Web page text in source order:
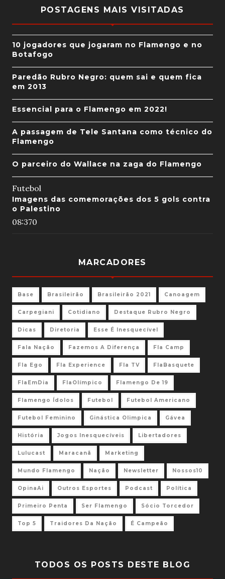
POSTAGENS MAIS VISITADAS
10 jogadores que jogaram no Flamengo e no
Botafogo
Paredão Rubro Negro: quem sai e quem fica
em 2013
Essencial para o Flamengo em 2022!
A passagem de Tele Santana como técnico do
Flamengo
O parceiro do Wallace na zaga do Flamengo
Futebol
Imagens das comemorações dos 5 gols contra
o Palestino
08:370
MARCADORES
Base Brasileirão Brasileirão 2021 Canoagem
Carpegiani Cotidiano Destaque Rubro Negro
Dicas Diretoria Esse É Inesquecível
Fala Nação Fazemos A Diferença Fla Camp
Fla Ego Fla Experience Fla TV FlaBasquete
FlaEmDia FlaOlímpico Flamengo De 19
Flamengo Ídolos Futebol Futebol Americano
Futebol Feminino Ginástica Olimpica Gávea
História Jogos Inesquecíveis Libertadores
Lulucast Maracanã Marketing
Mundo Flamengo Nação Newsletter Nossos10
OpinaAi Outros Esportes Podcast Política
Primeiro Penta Ser Flamengo Sócio Torcedor
Top 5 Traidores Da Nação É Campeão
TODOS OS POSTS DESTE BLOG